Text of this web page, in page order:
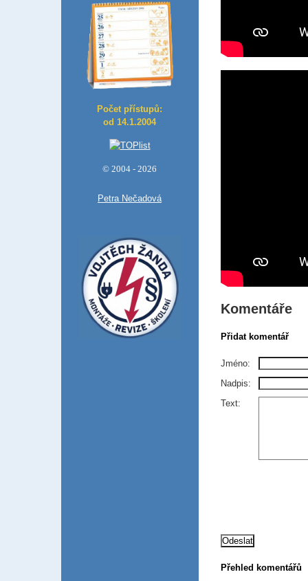
Počet přístupů:
od 14.1.2004
© 2004 - 2026
Petra Nečadová
Komentáře
Přidat komentář
Jméno:
Nadpis:
Text:
Přehled komentářů